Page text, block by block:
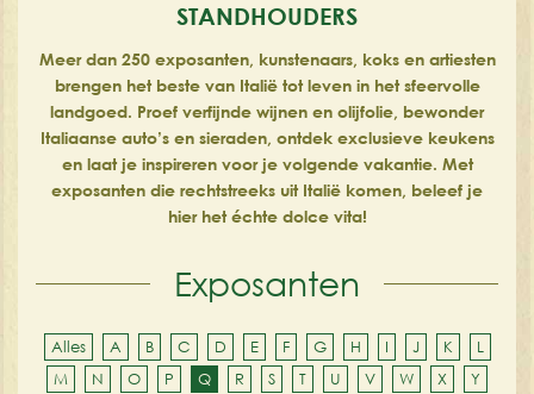
STANDHOUDERS
Meer dan 250 exposanten, kunstenaars, koks en artiesten
brengen het beste van Italië tot leven in het sfeervolle
landgoed. Proef verfijnde wijnen en olijfolie, bewonder
Italiaanse auto’s en sieraden, ontdek exclusieve keukens
en laat je inspireren voor je volgende vakantie. Met
exposanten die rechtstreeks uit Italië komen, beleef je
hier het échte dolce vita!
Exposanten
Alles A B C D E F G H I J K
L
M
N O P Q R S T U V W X
Y